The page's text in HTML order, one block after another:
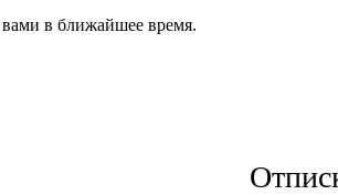
в ближайшее время.